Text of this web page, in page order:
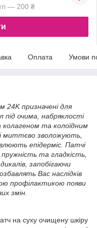
— 200 ₴
Оплата Умови
призначені для
очима, набряклості
та колоїдним
миттєво зволожують,
епідерміс. Патчі
та гладкість,
запобігаючи
Вас наслідків
профілактикою появи
змін.
на суху очищену шкіру